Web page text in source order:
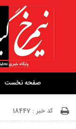
صفحه نخست
کد خبر : 18447